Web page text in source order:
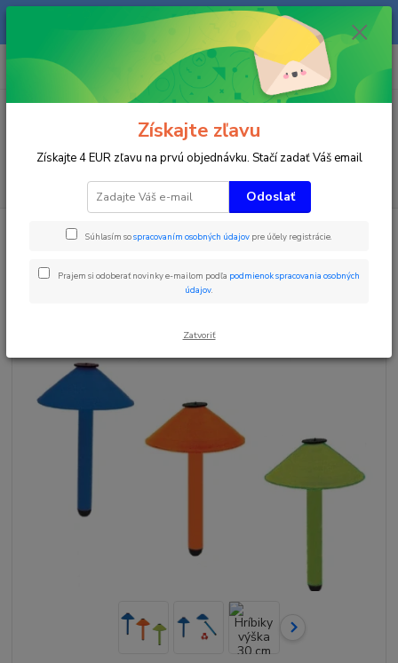
Na našom eshope sa priebežne pracuje a tovar sa priebežne dopĺňa. radi
Vás obslúžime i telefonicky na +421 911 906 066.
+421903906066
(Po-Pia, 9-16 hod.)
Zimné športy
30 cm oranžová
Hríbiky výška 30 cm oranžová
Získajte zľavu
Získajte 4 EUR zľavu na prvú objednávku. Stačí zadať Váš email
Odoslať
Súhlasím sospracovaním osobných údajov pre účely registrácie.
Prajem si odoberať novinky e-mailom podľa podmienok spracovania osobných
údajov
Zatvoriť